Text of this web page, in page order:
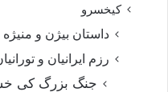
کیخسرو
داستان بیژن و منیژه
رزم ایرانیان و
جنگ بزرگ کی